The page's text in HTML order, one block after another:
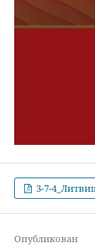
3-7-
Опубликован